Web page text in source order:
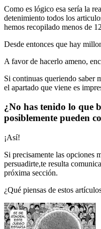
Como es lógico esa sería la
detenimiento todos los
hemos recopilado menos de
Desde entonces que hay
A favor de hacerlo ameno,
Si continuas queriendo saber
el apartado que viene es
¿No has tenido lo que
posiblemente pueden
¡Así!
Si precisamente las opciones
persuadirte,te resulta
próxima sección.
¿Qué piensas de estos